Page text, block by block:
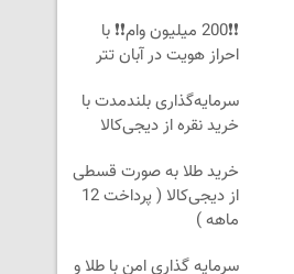
❗❗200 میلیون وام❗❗ با
احراز هویت در آبان تتر
سرمایه‌گذاری بلندمدت با
خرید نقره از دیجی‌کالا
خرید طلا به صورت قسطی
از دیجی‌کالا ( پرداخت 12
ماهه )
سرمایه گذاری امن با طلا و